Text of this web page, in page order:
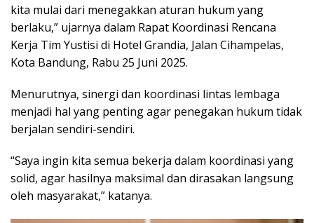
kita mulai dari menegakkan aturan hukum yang
berlaku,” ujarnya dalam Rapat Koordinasi Rencana
Kerja Tim Yustisi di Hotel Grandia, Jalan Cihampelas,
Kota Bandung, Rabu 25 Juni 2025.
Menurutnya, sinergi dan koordinasi lintas lembaga
menjadi hal yang penting agar penegakan hukum tidak
berjalan sendiri-sendiri.
“Saya ingin kita semua bekerja dalam koordinasi yang
solid, agar hasilnya maksimal dan dirasakan langsung
oleh masyarakat,” katanya.